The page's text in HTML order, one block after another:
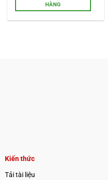
HÀNG
Kiến thức
Tải tài liệu